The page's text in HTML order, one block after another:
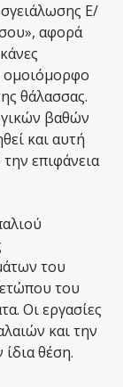
Ε/
αφορά
ομοιόμορφο
θάλασσας.
βαθών
και αυτή
επιφάνεια
του
του
Οι εργασίες
και την
θέση.